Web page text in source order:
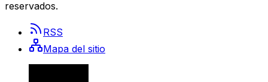
reservados.
RSS
Mapa del sitio